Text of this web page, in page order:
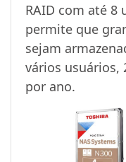
RAID com até 8
permite que
sejam
vários usuários,
por ano.